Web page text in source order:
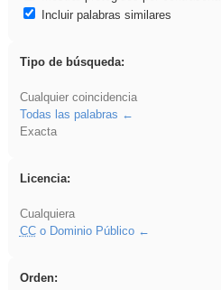
Incluir palabras similares
Tipo de búsqueda:
Cualquier coincidencia
Todas las palabras
Exacta
Licencia:
Cualquiera
CCo Dominio Público
Orden: